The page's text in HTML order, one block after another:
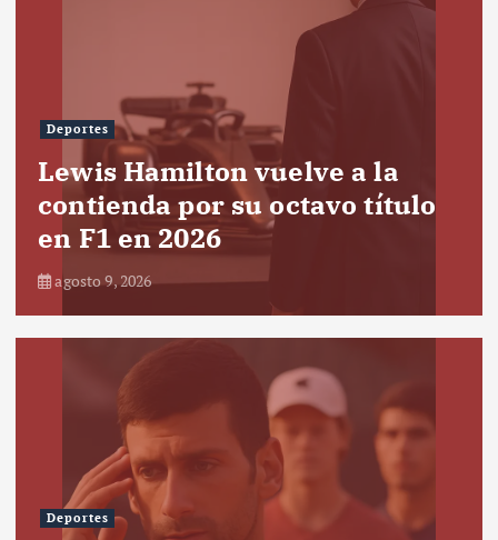
Deportes
Lewis Hamilton vuelve a la
contienda por su octavo título
en F1 en 2026
agosto 9, 2026
Deportes